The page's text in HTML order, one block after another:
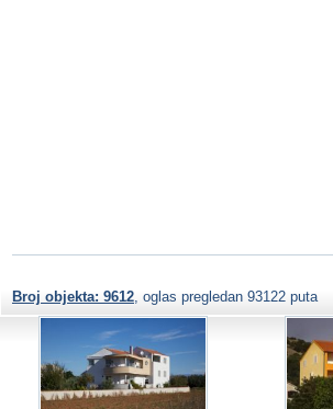
Broj objekta: 9612 , oglas pregledan 93122 puta